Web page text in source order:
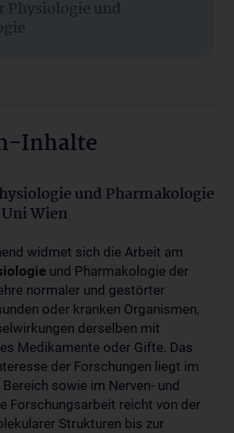
und
Inhalte
und Pharmakologie
Wien
widmet sich die Arbeit am
und Pharmakologie der
normaler und gestörter
oder kranken Organismen,
derselben mit
Medikamente oder Gifte. Das
der Forschungen liegt im
sowie im Nerven- und
Forschungsarbeit reicht von der
Strukturen bis zur